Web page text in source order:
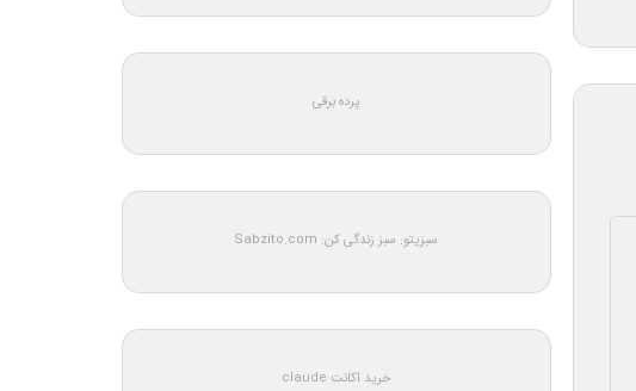
پرده برقی
سبزیتو: سبز زندگی کن: Sabzito.com
خرید اکانت claude